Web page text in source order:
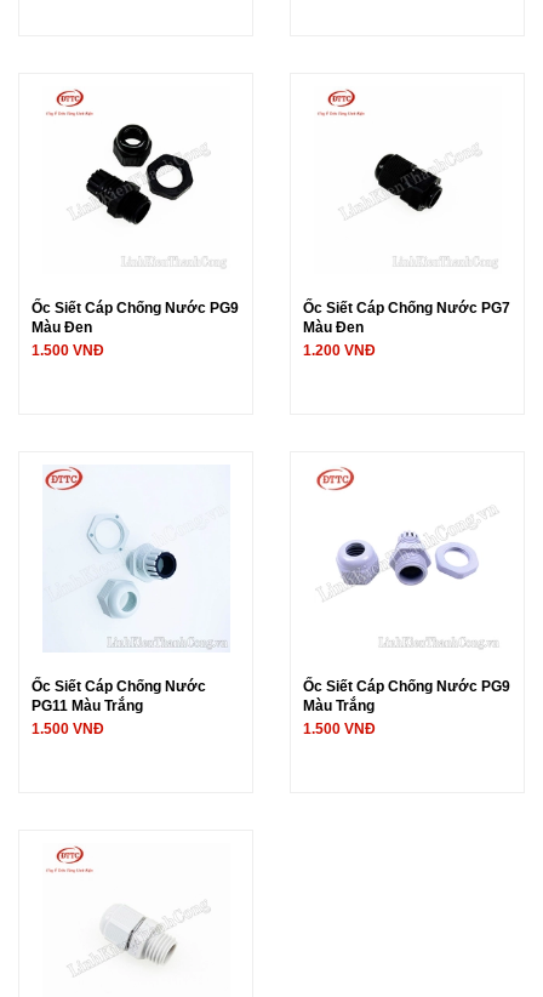
Ốc Siết Cáp Chống Nước PG9
Màu Đen
1.500 VNĐ
Ốc Siết Cáp Chống Nước PG7
Màu Đen
1.200 VNĐ
Ốc Siết Cáp Chống Nước
PG11 Màu Trắng
1.500 VNĐ
Ốc Siết Cáp Chống Nước PG9
Màu Trắng
1.500 VNĐ